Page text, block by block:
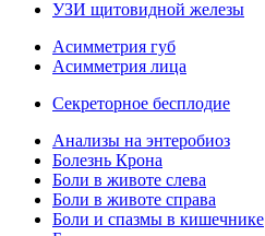
УЗИ щитовидной железы
Асимметрия губ
Асимметрия лица
Секреторное бесплодие
Анализы на энтеробиоз
Болезнь Крона
Боли в животе слева
Боли в животе справа
Боли и спазмы в кишечнике